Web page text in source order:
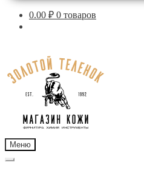
0.00 ₽ 0 товаров
навигации
содержимому
Меню